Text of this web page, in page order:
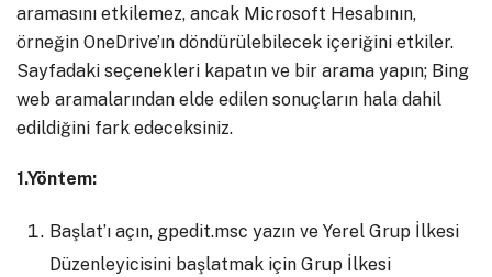
aramasını etkilemez, ancak Microsoft Hesabının,
örneğin OneDrive’ın döndürülebilecek içeriğini etkiler.
Sayfadaki seçenekleri kapatın ve bir arama yapın; Bing
web aramalarından elde edilen sonuçların hala dahil
edildiğini fark edeceksiniz.
1.Yöntem:
Başlat’ı açın, gpedit.msc yazın ve Yerel Grup İlkesi
Düzenleyicisini başlatmak için Grup İlkesi